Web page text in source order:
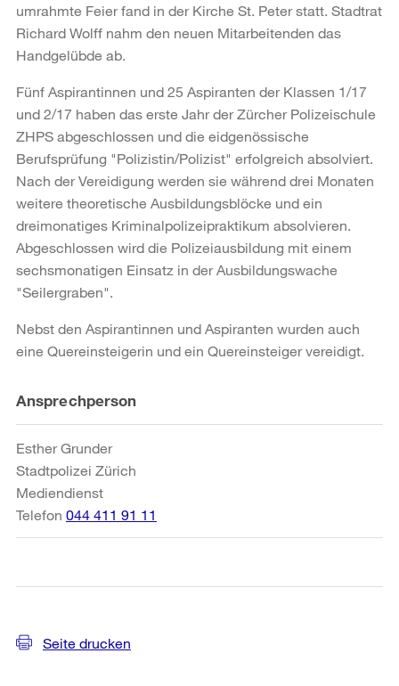
umrahmte Feier fand in der Kirche St. Peter statt. Stadtrat
Richard Wolff nahm den neuen Mitarbeitenden das
Handgelübde ab.
Fünf Aspirantinnen und 25 Aspiranten der Klassen 1/17
und 2/17 haben das erste Jahr der Zürcher Polizeischule
ZHPS abgeschlossen und die eidgenössische
Berufsprüfung "Polizistin/Polizist" erfolgreich absolviert.
Nach der Vereidigung werden sie während drei Monaten
weitere theoretische Ausbildungsblöcke und ein
dreimonatiges Kriminalpolizeipraktikum absolvieren.
Abgeschlossen wird die Polizeiausbildung mit einem
sechsmonatigen Einsatz in der Ausbildungswache
"Seilergraben".
Nebst den Aspirantinnen und Aspiranten wurden auch
eine Quereinsteigerin und ein Quereinsteiger vereidigt.
Weitere
Informationen
Ansprechperson
Esther Grunder
Stadtpolizei Zürich
Mediendienst
Telefon 044 411 91 11
Seite drucken